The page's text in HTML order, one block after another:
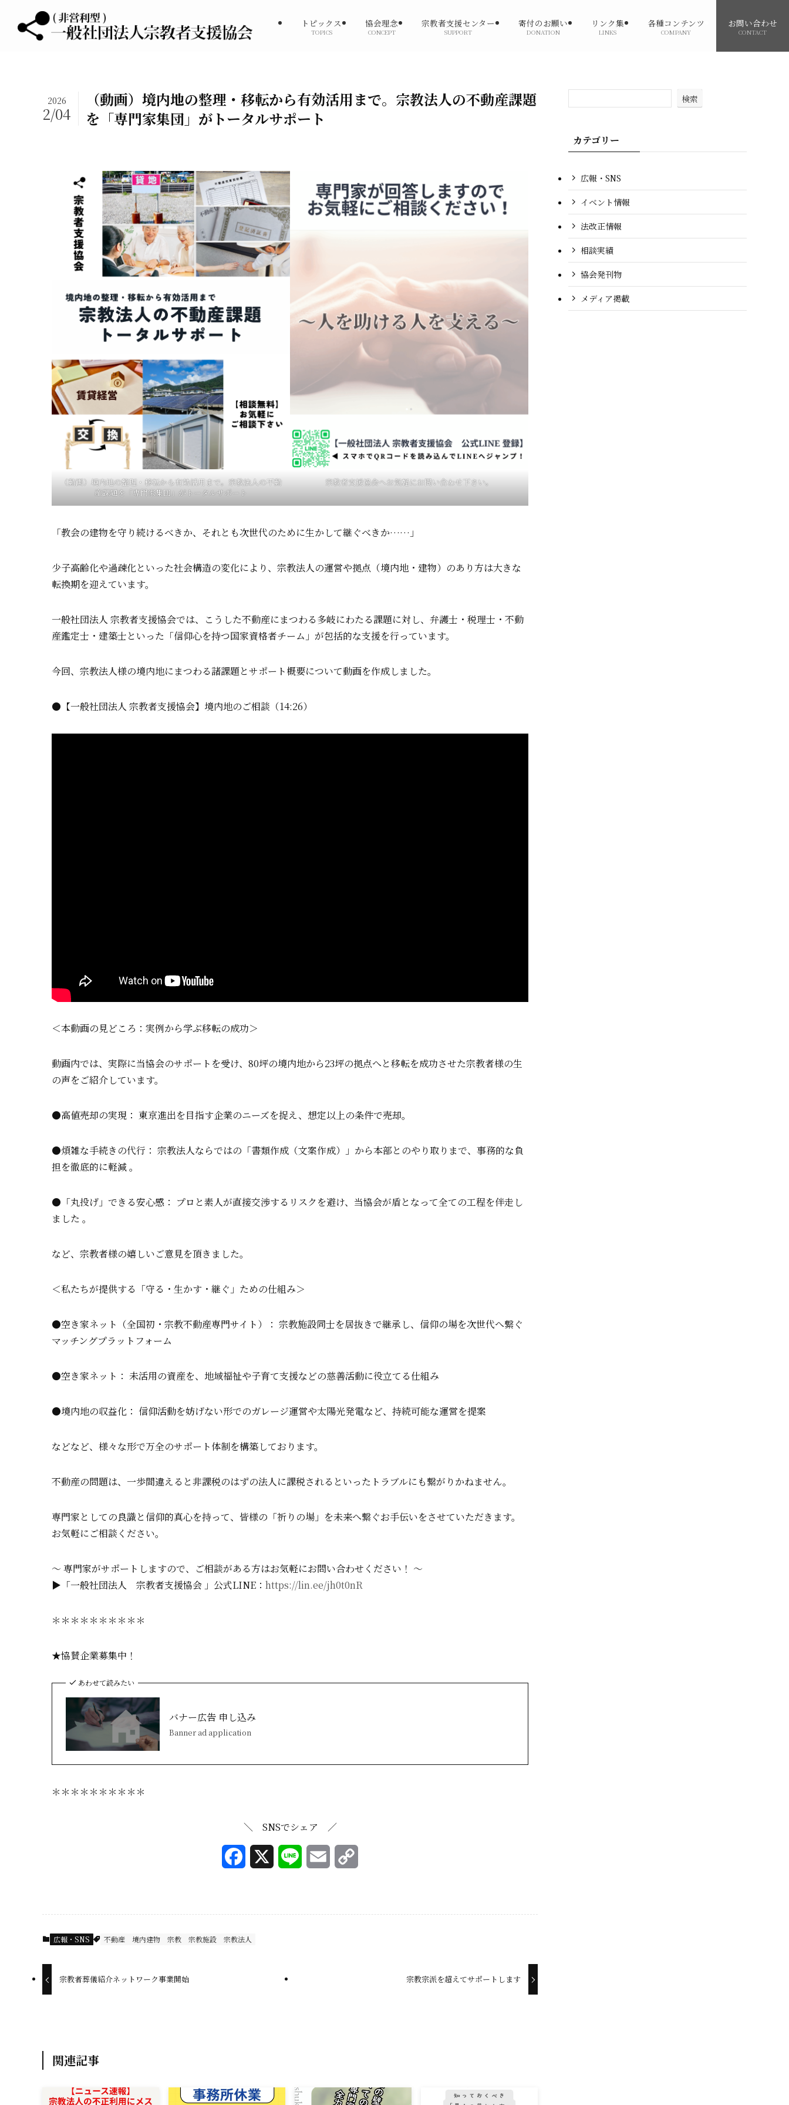
トピックス
TOPICS
協会理念
CONCEPT
宗教者支援センター
SUPPORT
寄付のお願い
DONATION
リンク集
LINKS
各種コンテンツ
COMPANY
お問い合わせ
CONTACT
（動画）境内地の整理・移転から有効活用まで。宗教法人の不動産課題
を「専門家集団」がトータルサポート
2026
2/04
（動画）境内地の整理・移転から有効活用まで。宗教法人の不動
産課題を「専門家集団」がトータルサポート
宗教者支援協会へお気軽にお問い合わせ下さい。
「教会の建物を守り続けるべきか、それとも次世代のために生かして継ぐべきか……」
少子高齢化や過疎化といった社会構造の変化により、宗教法人の運営や拠点（境内地・建物）のあり方は大きな
転換期を迎えています。
一般社団法人 宗教者支援協会では、こうした不動産にまつわる多岐にわたる課題に対し、弁護士・税理士・不動
産鑑定士・建築士といった「信仰心を持つ国家資格者チーム」が包括的な支援を行っています。
今回、宗教法人様の境内地にまつわる諸課題とサポート概要について動画を作成しました。
●【一般社団法人 宗教者支援協会】境内地のご相談（14:26）
＜本動画の見どころ：実例から学ぶ移転の成功＞
動画内では、実際に当協会のサポートを受け、80坪の境内地から23坪の拠点へと移転を成功させた宗教者様の生
の声をご紹介しています。
●高値売却の実現： 東京進出を目指す企業のニーズを捉え、想定以上の条件で売却。
●煩雑な手続きの代行： 宗教法人ならではの「書類作成（文案作成）」から本部とのやり取りまで、事務的な負
担を徹底的に軽減 。
●「丸投げ」できる安心感： プロと素人が直接交渉するリスクを避け、当協会が盾となって全ての工程を伴走し
ました 。
など、宗教者様の嬉しいご意見を頂きました。
＜私たちが提供する「守る・生かす・継ぐ」ための仕組み＞
●空き家ネット（全国初・宗教不動産専門サイト）： 宗教施設同士を居抜きで継承し、信仰の場を次世代へ繋ぐ
マッチングプラットフォーム
●空き家ネット： 未活用の資産を、地域福祉や子育て支援などの慈善活動に役立てる仕組み
●境内地の収益化： 信仰活動を妨げない形でのガレージ運営や太陽光発電など、持続可能な運営を提案
などなど、様々な形で万全のサポート体制を構築しております。
不動産の問題は、一歩間違えると非課税のはずの法人に課税されるといったトラブルにも繋がりかねません。
専門家としての良識と信仰的真心を持って、皆様の「祈りの場」を未来へ繋ぐお手伝いをさせていただきます。
お気軽にご相談ください。
〜 専門家がサポートしますので、ご相談がある方はお気軽にお問い合わせください！ 〜
▶「一般社団法人 宗教者支援協会 」公式LINE： https://lin.ee/jh0t0nR
＊＊＊＊＊＊＊＊＊＊
★協賛企業募集中！
あわせて読みたい
バナー広告 申し込み
Banner ad application
＊＊＊＊＊＊＊＊＊＊
＼ SNSでシェア ／
広報・SNS 不動産 境内建物 宗教 宗教施設 宗教法人
宗教者葬儀紹介ネットワーク事業開始 宗教宗派を超えてサポートします
関連記事
検索
カテゴリー
広報・SNS
イベント情報
法改正情報
相談実績
協会発刊物
メディア掲載